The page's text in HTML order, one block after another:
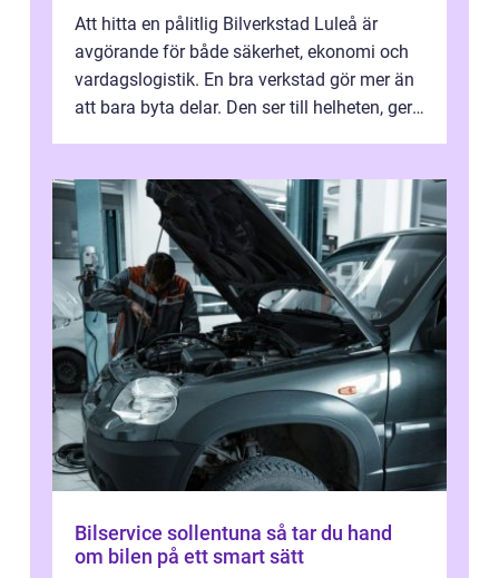
Att hitta en pålitlig Bilverkstad Luleå är
avgörande för både säkerhet, ekonomi och
vardagslogistik. En bra verkstad gör mer än
att bara byta delar. Den ser till helheten, ger
Bilservice sollentuna så tar du hand
om bilen på ett smart sätt